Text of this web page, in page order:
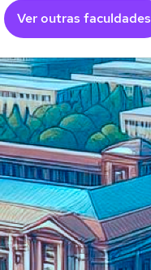
Ver outras faculdades